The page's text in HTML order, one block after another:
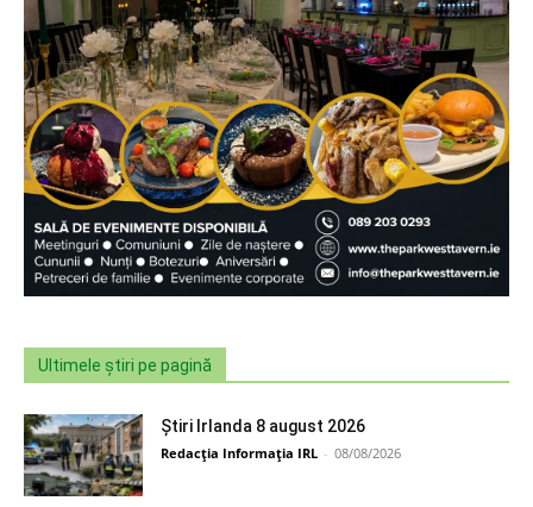
Ultimele știri pe pagină
Știri Irlanda 8 august 2026
Redacția Informația IRL - 08/08/2026